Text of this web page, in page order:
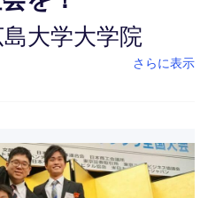
大学大学院
さらに表示